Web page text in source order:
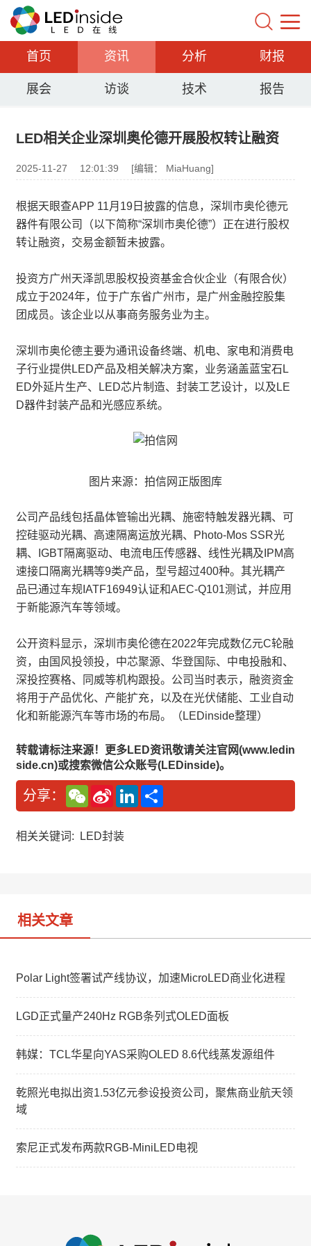
首页 资讯 分析 财报
展会 访谈 技术 报告
LED相关企业深圳奥伦德开展股权转让融资
2025-11-27 12:01:39 [编辑： MiaHuang]
根据天眼查APP 11月19日披露的信息，深圳市奥伦德元
器件有限公司（以下简称“深圳市奥伦德”）正在进行股权
转让融资，交易金额暂未披露。
投资方广州天泽凯思股权投资基金合伙企业（有限合伙）
成立于2024年，位于广东省广州市，是广州金融控股集
团成员。该企业以从事商务服务业为主。
深圳市奥伦德主要为通讯设备终端、机电、家电和消费电
子行业提供LED产品及相关解决方案，业务涵盖蓝宝石L
ED外延片生产、LED芯片制造、封装工艺设计，以及LE
D器件封装产品和光感应系统。
图片来源：拍信网正版图库
公司产品线包括晶体管输出光耦、施密特触发器光耦、可
控硅驱动光耦、高速隔离运放光耦、Photo-Mos SSR光
耦、IGBT隔离驱动、电流电压传感器、线性光耦及IPM高
速接口隔离光耦等9类产品，型号超过400种。其光耦产
品已通过车规IATF16949认证和AEC-Q101测试，并应用
于新能源汽车等领域。
公开资料显示，深圳市奥伦德在2022年完成数亿元C轮融
资，由国风投领投，中芯聚源、华登国际、中电投融和、
深投控赛格、同威等机构跟投。公司当时表示，融资资金
将用于产品优化、产能扩充，以及在光伏储能、工业自动
化和新能源汽车等市场的布局。（LEDinside整理）
转载请标注来源！更多LED资讯敬请关注官网(www.ledin
side.cn)或搜索微信公众账号(LEDinside)。
分享：
W
e
C
a
S
n
W
L
n
相关关键词: LED封装
相关文章
Polar Light签署试产线协议，加速MicroLED商业化进程
LGD正式量产240Hz RGB条列式OLED面板
韩媒：TCL华星向YAS采购OLED 8.6代线蒸发源组件
乾照光电拟出资1.53亿元参设投资公司，聚焦商业航天领
域
索尼正式发布两款RGB-MiniLED电视